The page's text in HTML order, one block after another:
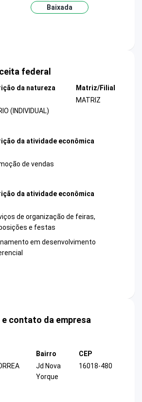
Baixada
federal
da natureza
(INDIVIDUAL)
Matriz/Filial
MATRIZ
da atividade econômica
de vendas
da atividade econômica
de organização de feiras,
e festas
em desenvolvimento
contato da empresa
Bairro
Jd Nova
Yorque
CEP
16018-480